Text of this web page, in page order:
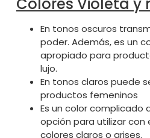
En tonos oscuros
poder. Además, es un
apropiado para
lujo.
En tonos claros puede
productos femeninos
Es un color complicado
opción para utilizar con
colores claros o grises.